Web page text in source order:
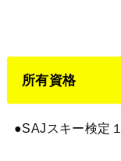
所有資格
●SAJスキー検定